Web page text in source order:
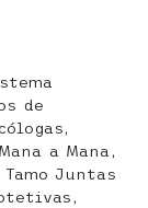
de
a Mana,
Juntas